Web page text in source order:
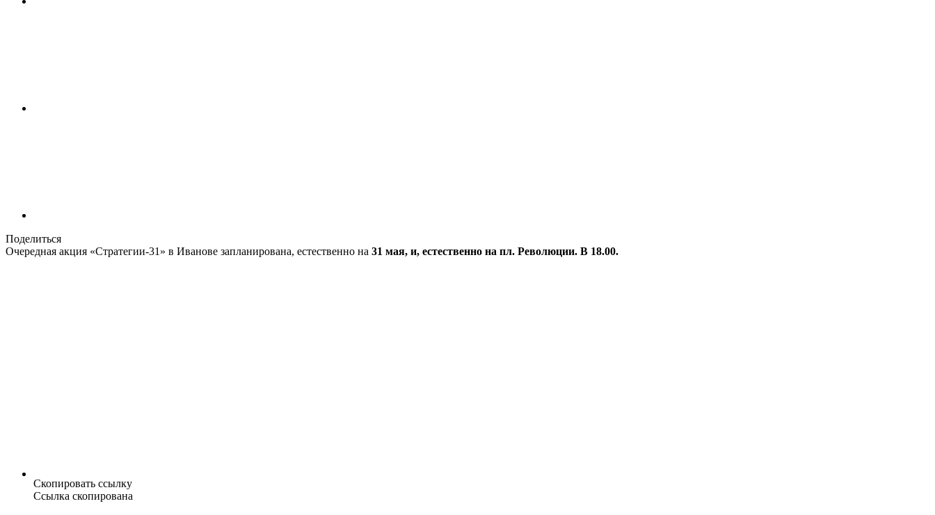
Поделиться
Очередная акция «Стратегии-31» в Иванове запланирована, естественно на 31 мая, и, естественно на пл. Революции. В 18.00.
Скопировать ссылку
Ссылка скопирована